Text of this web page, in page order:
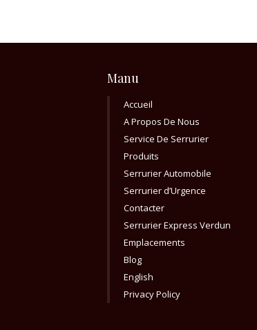
Manu
Accueil
A Propos De Nous
Service De Serrurier
Produits
Serrurier Automobile
Serrurier d’Urgence
Contacter
Serrurier Express Verdun
Emplacements
Blog
English
Privacy Policy